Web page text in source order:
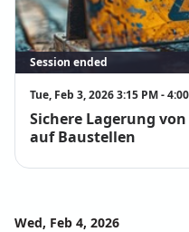
Session ended
Tue, Feb 3, 2026 3:15 PM -
Sichere Lagerung
auf Baustellen
Wed, Feb 4, 2026